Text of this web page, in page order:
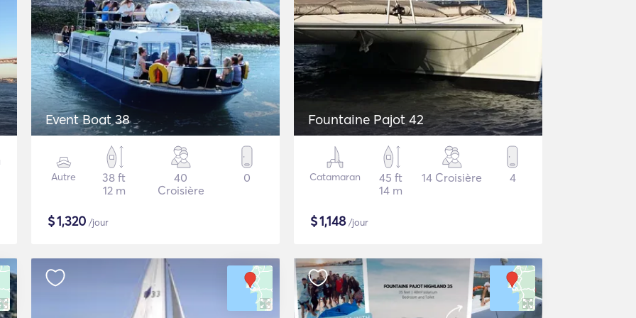
Event Boat 38
Autre
38 ft
12 m
40
Croisière
0
$1,320 /jour
Fountaine Pajot 42
Catamaran
45 ft
14 m
14 Croisière 4
$1,148/jour